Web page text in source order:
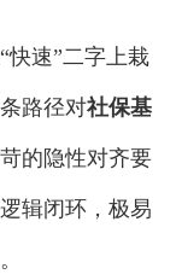
速”二字上栽
路径对社保基
的隐性对齐要
辑闭环，极易